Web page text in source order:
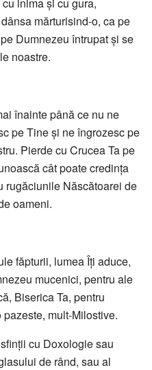
mărturisind-o, ca pe
Dumnezeu întrupat şi se
noastre.
înainte până ce nu ne
pe Tine şi ne îngrozesc pe
Pierde cu Crucea Ta pe
cât poate credinţa
rugăciunile Născătoarei de
oameni.
făpturii, lumea Îţi aduce,
mucenici, pentru ale
Biserica Ta, pentru
mult-Milostive.
cu Doxologie sau
de rând, sau al